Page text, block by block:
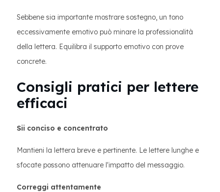
Sebbene sia importante mostrare sostegno, un tono
eccessivamente emotivo può minare la professionalità
della lettera. Equilibra il supporto emotivo con prove
concrete.
Consigli pratici per lettere
efficaci
Sii conciso e concentrato
Mantieni la lettera breve e pertinente. Le lettere lunghe e
sfocate possono attenuare l'impatto del messaggio.
Correggi attentamente